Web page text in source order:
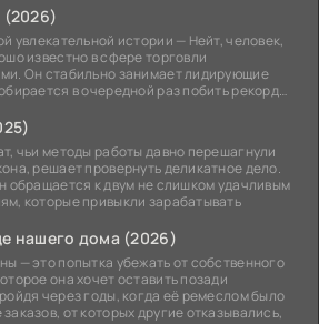
(2026)
увлекательной истории — Нейт, человек,
известно в сфере торговли
Он стабильно занимает лидирующие
в очередной раз побить рекорд
чьи методы работы давно перешагнули
решает провернуть деликатное дело.
обращается к двум не слишком удачливым
которые привыкли зарабатывать
нашего дома (2026)
— это попытка убежать от собственного
она хочет оставить позади
через годы, когда её ремеслом было
от которых другие отказывались,